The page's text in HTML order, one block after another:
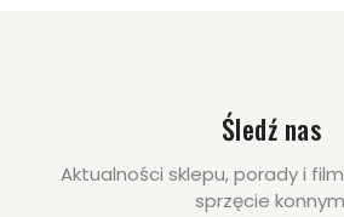
Śledź nas
Aktualności sklepu, porady i
sprzęcie